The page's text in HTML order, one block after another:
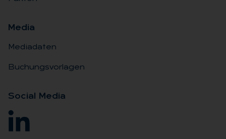
Me­dia
Mediadaten
Buchungsvorlagen
So­ci­al Me­dia